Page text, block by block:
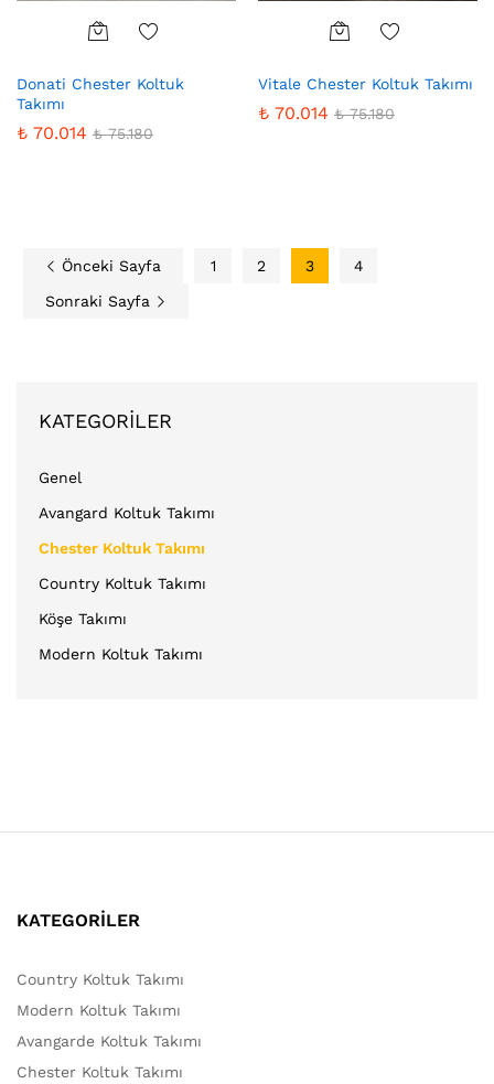
riler
Ekle
Donati Chester Koltuk
Takımı
₺ 70.014 ₺75.180
riler
e
Vitale Chester Koltuk Takımı
₺ 70.014 ₺75.180
Önceki Sayfa 1 2 3
4
Sonraki Sayfa
KATEGORILER
Genel
Avangard Koltuk Takımı
Chester Koltuk Takımı
Country Koltuk Takımı
Köşe Takımı
Modern Koltuk Takımı
KATEGORİLER
Country Koltuk Takımı
Modern Koltuk Takımı
Avangarde Koltuk Takımı
Chester Koltuk Takımı